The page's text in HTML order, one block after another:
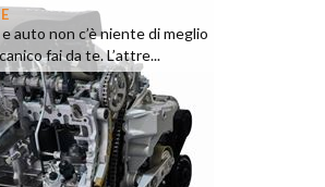
auto non c’è niente di meglio
fai da te. L’attre...